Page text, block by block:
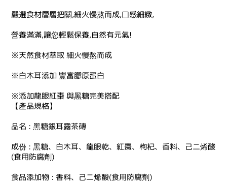
嚴選食材層層把關,細火慢熬而成,口感細緻,
營養滿滿,讓您輕鬆保養,自然有元氣!
※天然食材萃取 細火慢熬而成
※白木耳添加 豐富膠原蛋白
※添加龍眼紅棗 與黑糖完美搭配
【產品規格】
品名 : 黑糖銀耳露茶磚
成份 : 黑糖、白木耳、龍眼乾、紅棗、枸杞、香料、己二烯酸
(食用防腐劑)
食品添加物 : 香料、己二烯酸(食用防腐劑)